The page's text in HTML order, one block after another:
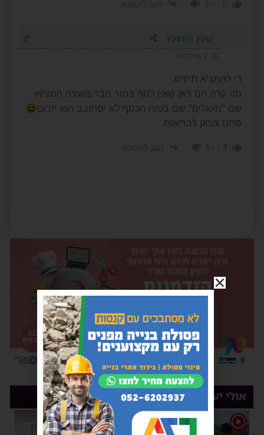
עוקץ והנעקץ
די להמציא תיקים
מה קרה הם ראו שאין כסף בתור חבר מועצה המציאו
שם "מעגלים" שם בטוח הכסף לא יסתובב הוא יזרום😄
סתם צוחק לבריאות.
-1
אולי יעניין אותך